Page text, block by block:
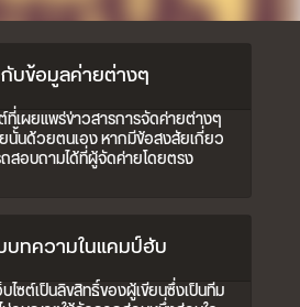
บข้อมูลค่ายต่างๆ
ที่เผยแพร่ข่าวสารการจัดค่ายต่างๆ
นั้นด้วยตนเอง หากมีข้อสงสัยเกี่ยว
สอบถามได้ที่ผู้จัดค่ายโดยตรง
บทความในแคมป์ฮับ
ไซต์เป็นลิขสิทธิ์ของผู้เขียนซึ่งเป็นทีม